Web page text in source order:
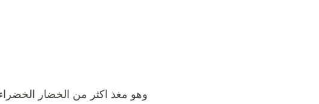
وهو مغذ اكثر من الخضار الخضراء